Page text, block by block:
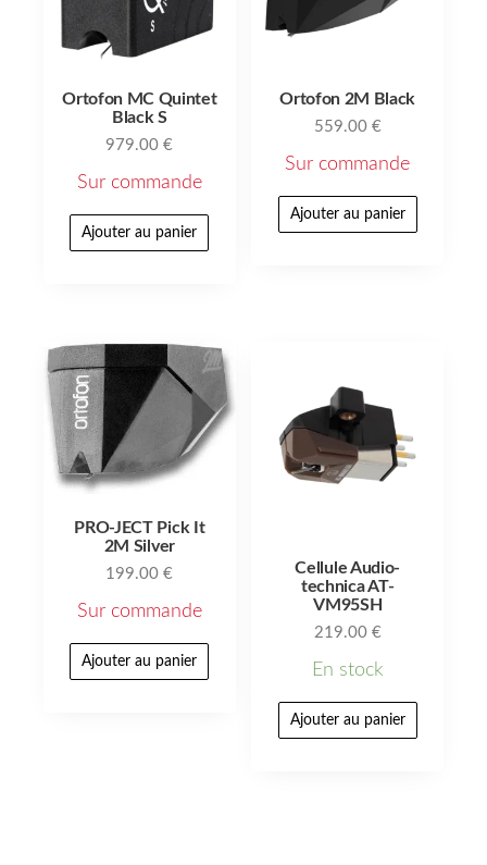
Ortofon MC Quintet
Black S
979.00€
Sur commande
Ajouter au panier
Ortofon 2M Black
559.00 €
Sur commande
Ajouter au panier
PRO-JECT Pick It
2M Silver
199.00€
Sur commande
Ajouter au panier
Cellule Audio-
technica AT-
VM95SH
219.00 €
En stock
Ajouter au panier